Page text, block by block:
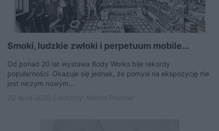
Smoki, ludzkie zwłoki i perpetuum mobile...
Od ponad 20 lat wystawa Body Works bije rekordy
popularności. Okazuje się jednak, że pomysł na ekspozycję nie
jest niczym nowym...